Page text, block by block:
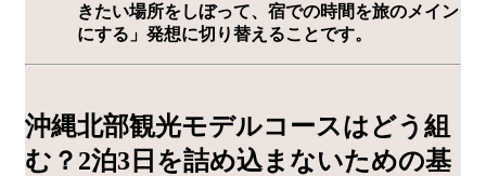
きたい場所をしぼって、宿での時間を旅のメイン
にする」発想に切り替えることです。
沖縄北部観光モデルコースはどう組
む？2泊3日を詰め込まないための基